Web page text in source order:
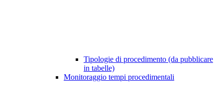
Tipologie di procedimento (da pubblicare
in tabelle)
Monitoraggio tempi procedimentali